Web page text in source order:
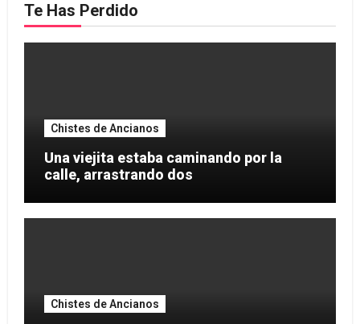
Te Has Perdido
Chistes de Ancianos
Una viejita estaba caminando por la
calle, arrastrando dos
Chistes de Ancianos